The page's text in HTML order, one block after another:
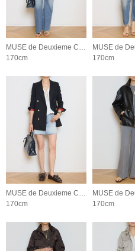
MUSE de Deuxieme Classe
170cm
170cm
170cm
170cm